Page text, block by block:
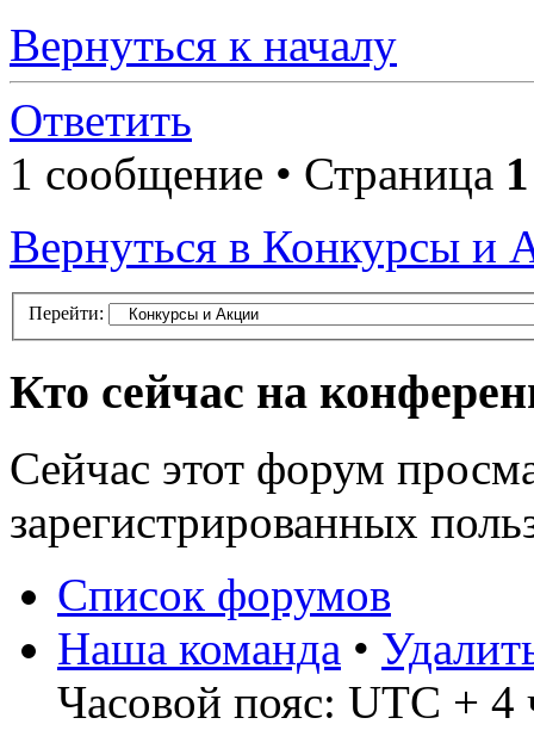
Вернуться к началу
Ответить
1 сообщение • Страница 1
Вернуться в Конкурсы и
Перейти:
Кто сейчас на
Сейчас этот форум
зарегистрированных
Список форумов
Наша команда •
Часовой пояс: UTC + 4